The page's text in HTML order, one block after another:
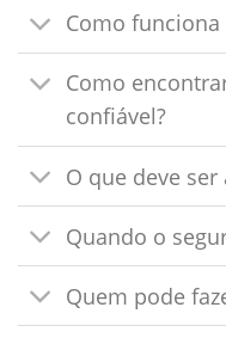
Como funciona
Como
confiável?
O que deve
Quando o
Quem pode